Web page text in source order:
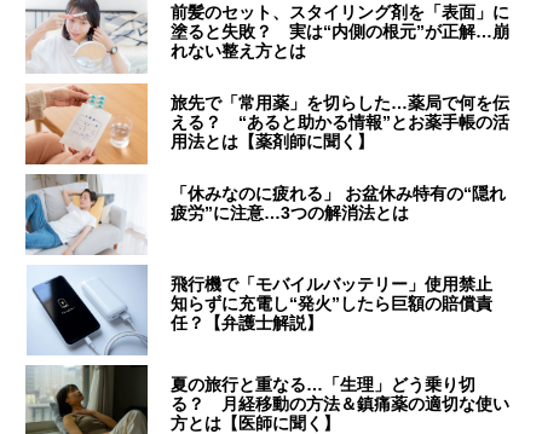
前髪のセット、スタイリング剤を「表面」に
塗ると失敗？ 実は“内側の根元”が正解…崩
れない整え方とは
旅先で「常用薬」を切らした…薬局で何を伝
える？ “あると助かる情報”とお薬手帳の活
用法とは【薬剤師に聞く】
「休みなのに疲れる」 お盆休み特有の“隠れ
疲労”に注意…3つの解消法とは
飛行機で「モバイルバッテリー」使用禁止
知らずに充電し“発火”したら巨額の賠償責
任？【弁護士解説】
夏の旅行と重なる…「生理」どう乗り切
る？ 月経移動の方法＆鎮痛薬の適切な使い
方とは【医師に聞く】